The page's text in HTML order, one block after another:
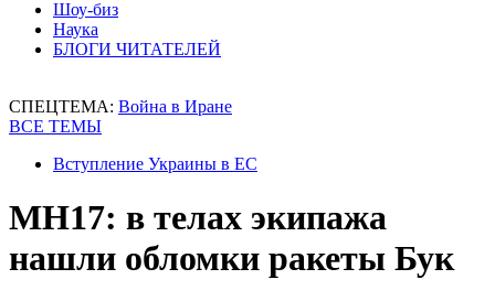
Шоу-биз
Наука
БЛОГИ ЧИТАТЕЛЕЙ
СПЕЦТЕМА: Война в Иране
ВСЕ ТЕМЫ
Вступление Украины в ЕС
МН17: в телах экипажа
нашли обломки ракеты Бук